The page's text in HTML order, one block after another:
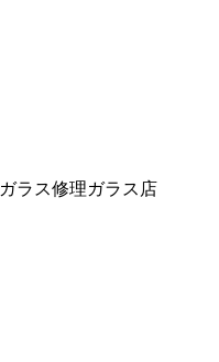
ガラス修理ガラス店